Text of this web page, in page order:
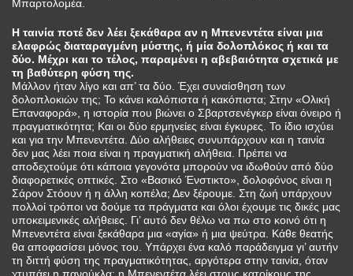
Μπαρτολομέα.
Η ταινία ποτέ δεν λέει ξεκάθαρα αν η Μπενεντέτα είναι μια
ελαφρώς διαταραγμένη μύστης, ή μία δολοπλόκος ή και τα
δύο. Μέχρι και το τέλος, παραμένει η αβεβαιότητα σχετικά με
τη βαθύτερη φύση της.
Μάλλον ήταν λίγο και απ’ τα δύο. Έχει συναίσθηση των
δολοπλοκιών της; Το κάνει καλόπιστα ή κακόπιστα; Στην «Ολική
Επαναφορά», η ιστορία που βιώνει ο Σβαρτσενέγκερ είναι όνειρο ή
πραγματικότητα; Και οι δύο ερμηνείες είναι έγκυρες. Το ίδιο ισχύει
και για την Μπενεντέτα. Δύο αλήθειες συνυπάρχουν και η ταινία
δεν μας λέει ποια είναι η πραγματική αλήθεια. Πρέπει να
αποδεχτούμε ότι κάποια γεγονότα μπορούν να ιδωθούν από δύο
διαφορετικές οπτικές. Στο «Βασικό Ένστικτο», δολοφόνος είναι η
Σάρον Στόουν ή η άλλη κοπέλα; Δεν ξέρουμε. Στη ζωή υπάρχουν
πολλοί τρόποι να δούμε τα πράγματα και όλοι έχουμε τις δικές μας
υποκειμενικές αλήθειες. Γι’ αυτό δεν θέλω να πω στο κοινό ότι η
Μπενεντέτα είναι ξεκάθαρα μια «αγία» ή μια ψεύτρα. Κάθε θεατής
θα αποφασίσει μόνος του. Υπάρχει ένα καλό παράδειγμα γι’ αυτήν
τη διττή φύση της πραγματικότητας, αργότερα στην ταινία, όταν